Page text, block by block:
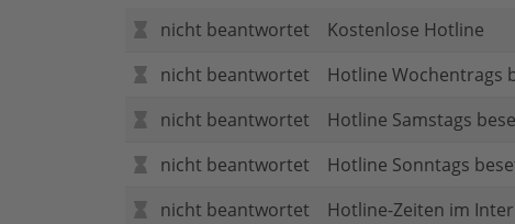
nicht beantwortet
Kostenlose Hotline
nicht beantwortet
Hotline Wochentrags
nicht beantwortet
Hotline Samstags
nicht beantwortet
Hotline Sonntags
nicht beantwortet
Hotline-Zeiten im